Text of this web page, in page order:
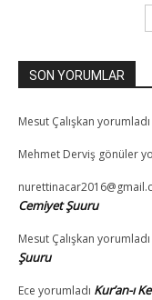
SON YORUMLAR
Mesut Çalışkan yorumladı
Mehmet Derviş gönüler
Cemiyet Şuuru
Mesut Çalışkan yorumladı
Şuuru
Ece yorumladı Kur’an-ı